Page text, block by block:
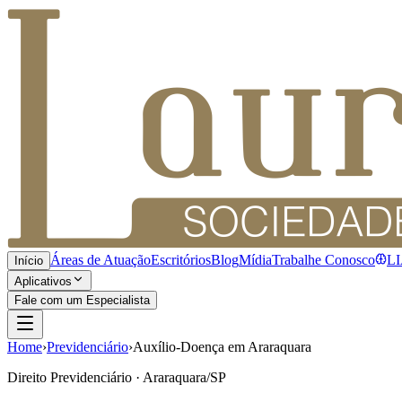
Início Áreas de AtuaçãoEscritóriosBlogMídiaTrabalhe Conosco
Aplicativos
Fale com um Especialista
Home›Previdenciário›Auxílio-Doença em Araraquara
Direito Previdenciário · Araraquara/SP